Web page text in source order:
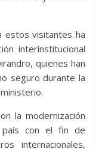
estos visitantes ha
interinstitucional
quienes han
seguro durante la
la modernización
país con el fin de
internacionales,